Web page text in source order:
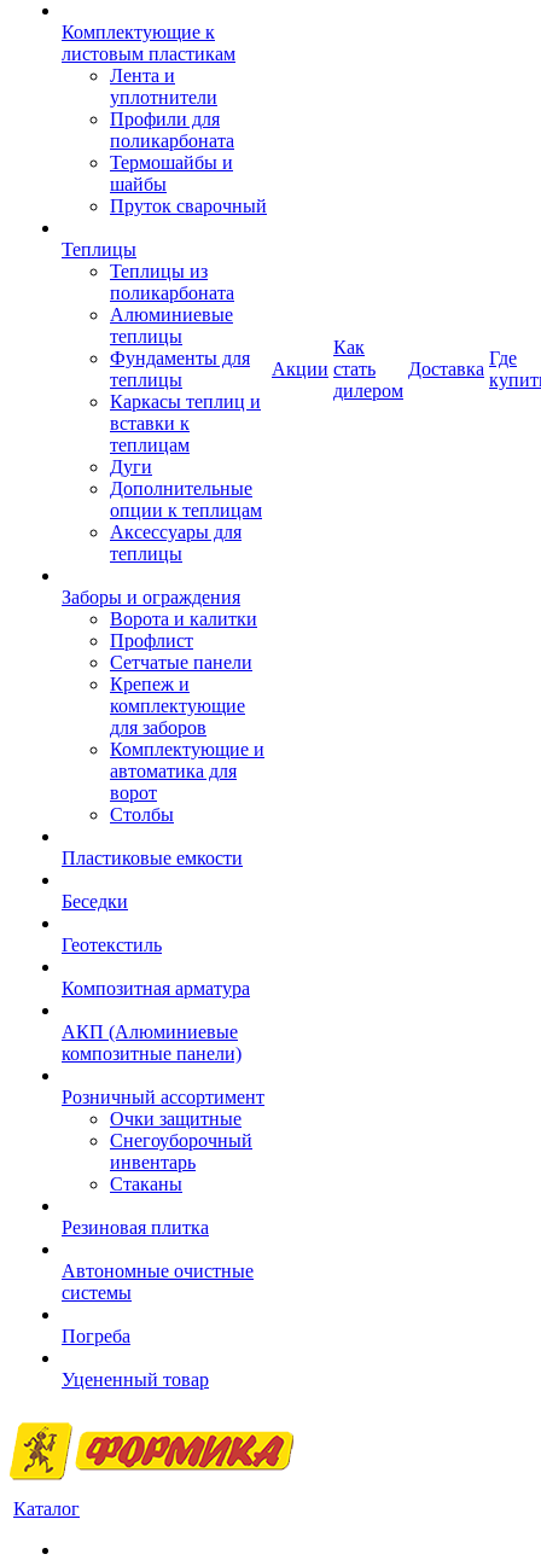
Комплектующие к
листовым пластикам
Лента и
уплотнители
Профили для
поликарбоната
Термошайбы и
шайбы
Пруток сварочный
Теплицы
Теплицы из
поликарбоната
Алюминиевые
теплицы
Фундаменты для
теплицы
Каркасы теплиц и
вставки к
теплицам
Дуги
Дополнительные
опции к теплицам
Аксессуары для
теплицы
Заборы и ограждения
Ворота и калитки
Профлист
Сетчатые панели
Крепеж и
комплектующие
для заборов
Комплектующие и
автоматика для
ворот
Столбы
Пластиковые емкости
Беседки
Геотекстиль
Композитная арматура
АКП (Алюминиевые
композитные панели)
Розничный ассортимент
Очки защитные
Снегоуборочный
инвентарь
Стаканы
Резиновая плитка
Автономные очистные
системы
Погреба
Уцененный товар
Акции
Как
стать
дилером
Доставка
Где
Каталог